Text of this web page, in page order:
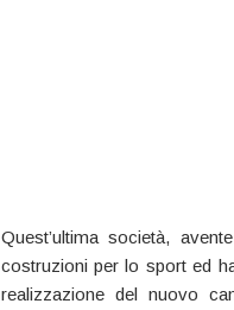
Quest’ultima società,
costruzioni per lo sport ed
realizzazione del nuovo